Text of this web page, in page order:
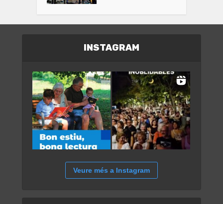
INSTAGRAM
Veure més a Instagram